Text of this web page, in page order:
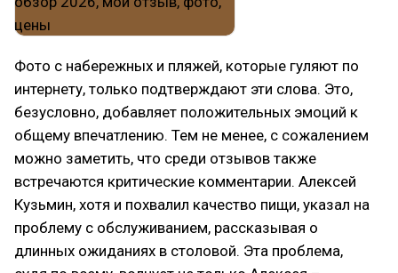
Фото с набережных и пляжей, которые гуляют по
интернету, только подтверждают эти слова. Это,
безусловно, добавляет положительных эмоций к
общему впечатлению. Тем не менее, с сожалением
можно заметить, что среди отзывов также
встречаются критические комментарии. Алексей
Кузьмин, хотя и похвалил качество пищи, указал на
проблему с обслуживанием, рассказывая о
длинных ожиданиях в столовой. Эта проблема,